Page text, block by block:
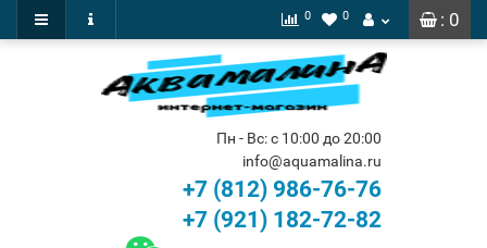
: 0
0 0
Пн - Вс: с 10:00 до 20:00
info@aquamalina.ru
+7 (812) 986-76-76
+7 (921) 182-72-82